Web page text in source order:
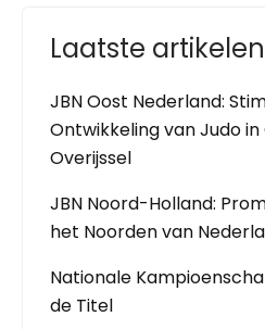
Laatste artikelen
JBN Oost Nederland:
Ontwikkeling van Judo
Overijssel
JBN Noord-Holland:
het Noorden van
Nationale
de Titel